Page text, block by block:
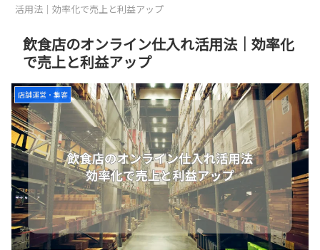
活用法｜効率化で売上と利益アップ
飲食店のオンライン仕入れ活用法｜効率化
で売上と利益アップ
店舗運営・集客